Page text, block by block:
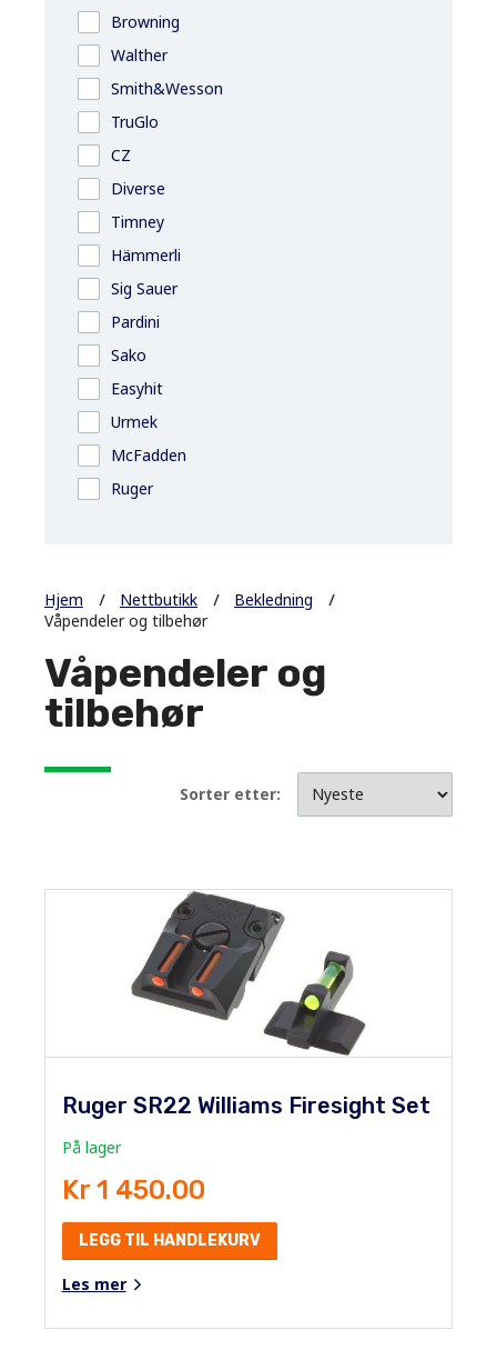
Browning
Walther
Smith&Wesson
TruGlo
CZ
Diverse
Timney
Hämmerli
Sig Sauer
Pardini
Sako
Easyhit
Urmek
McFadden
Ruger
Hjem Nettbutikk
Bekledning
Våpendeler og tilbehør
Våpendeler og
tilbehør
Sorter etter:
Ruger SR22 Williams Firesight Set
På lager
Kr 1 450.00
LEGG TIL HANDLEKURV
Les mer